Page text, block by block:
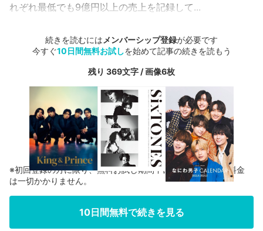
れぞれ最低でも9億円以上の売上を記録して...
続きを読むには メンバーシップ登録が必要です
今すぐ10日間無料お試しを始めて記事の続きを読もう
残り 369文字 / 画像6枚
※初回登録の方に限り、無料お試し期間中に解約した場合、料金
は一切かかりません。
10日間無料で続きを見る